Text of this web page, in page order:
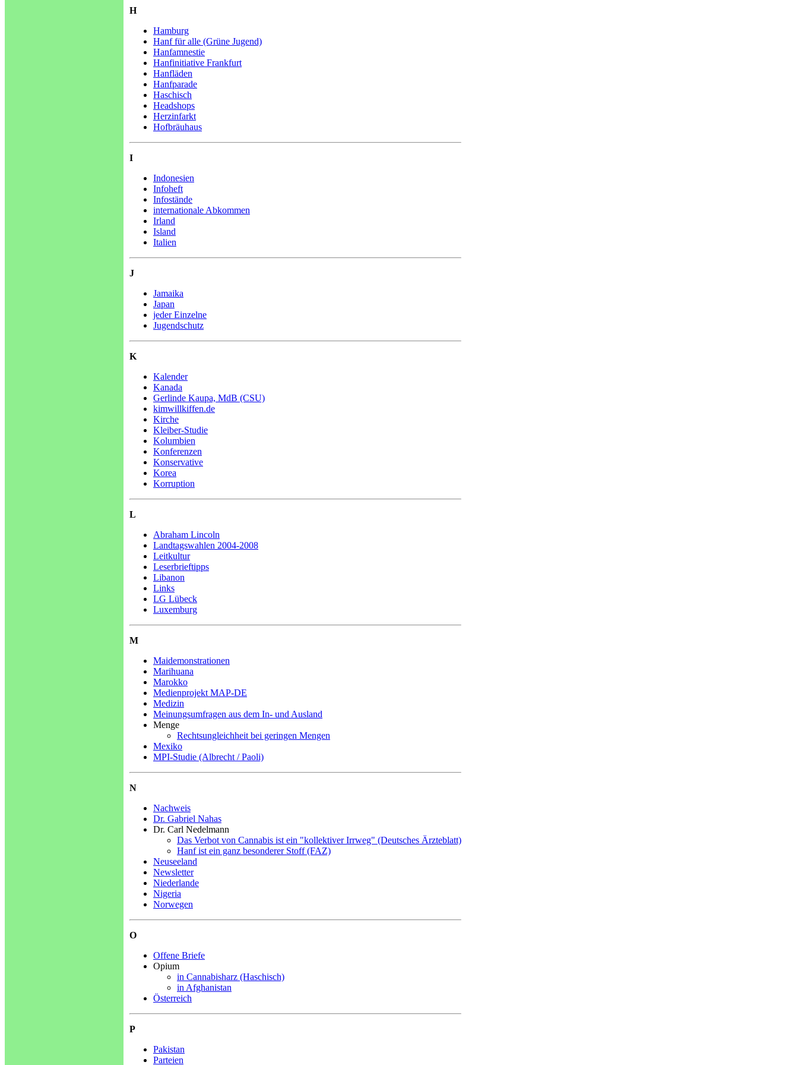
H
Hamburg
Hanf für alle (Grüne Jugend)
Hanfamnestie
Hanfinitiative Frankfurt
Hanfläden
Hanfparade
Haschisch
Headshops
Herzinfarkt
Hofbräuhaus
I
Indonesien
Infoheft
Infostände
internationale Abkommen
Irland
Island
Italien
J
Jamaika
Japan
jeder Einzelne
Jugendschutz
K
Kalender
Kanada
Gerlinde Kaupa, MdB (CSU)
kimwillkiffen.de
Kirche
Kleiber-Studie
Kolumbien
Konferenzen
Konservative
Korea
Korruption
L
Abraham Lincoln
Landtagswahlen 2004-2008
Leitkultur
Leserbrieftipps
Libanon
Links
LG Lübeck
Luxemburg
M
Maidemonstrationen
Marihuana
Marokko
Medienprojekt MAP-DE
Medizin
Meinungsumfragen aus dem In- und Ausland
Menge
Rechtsungleichheit bei geringen Mengen
Mexiko
MPI-Studie (Albrecht / Paoli)
N
Nachweis
Dr. Gabriel Nahas
Dr. Carl Nedelmann
Das Verbot von Cannabis ist ein "kollektiver Irrweg" (Deutsches Ärzteblatt)
Hanf ist ein ganz besonderer Stoff (FAZ)
Neuseeland
Newsletter
Niederlande
Nigeria
Norwegen
O
Offene Briefe
Opium
in Cannabisharz (Haschisch)
in Afghanistan
Österreich
P
Pakistan
Parteien